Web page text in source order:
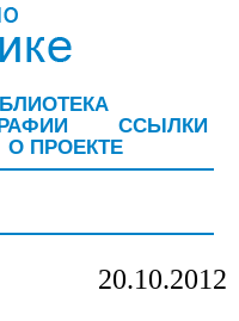
ССЫЛКИ
О ПРОЕКТЕ
20.10.2012